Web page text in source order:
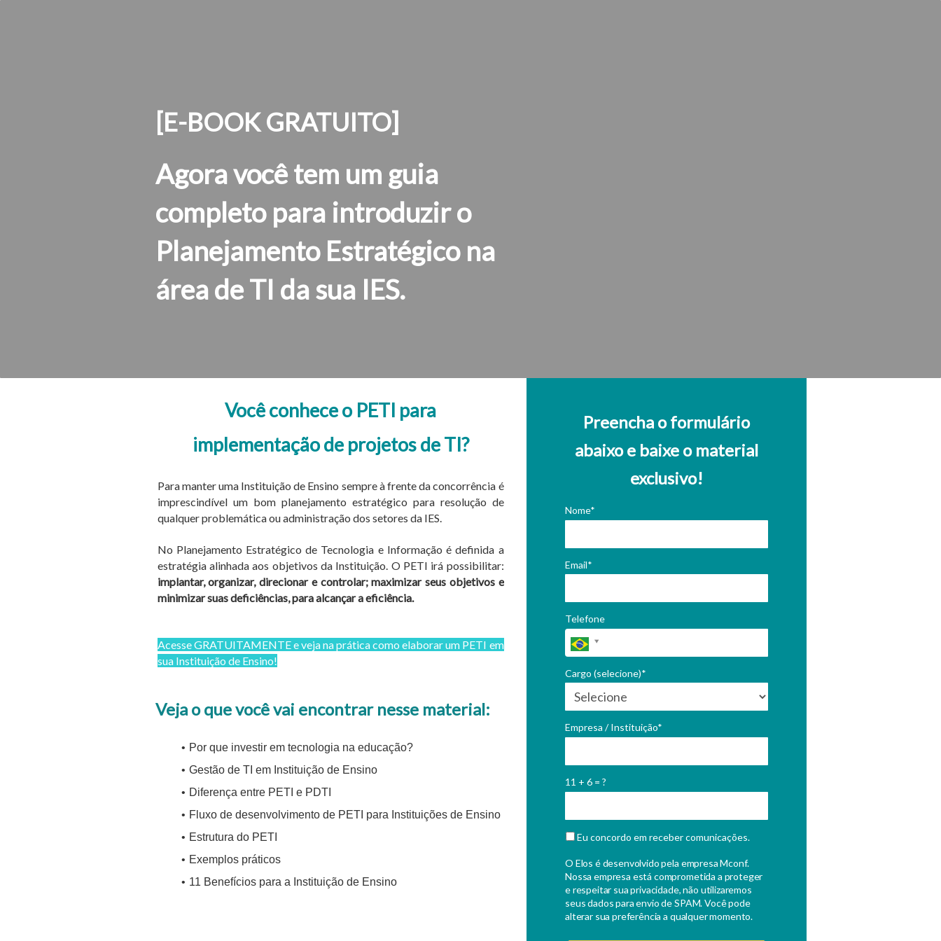
[E-BOOK GRATUITO]
Agora você tem um guia
completo para introduzir o
Planejamento Estratégico na
área de TI da sua IES.
Você conhece o PETI para
implementação de projetos de TI?
Para manter uma Instituição de Ensino sempre à frente da concorrência é
imprescindível um bom planejamento estratégico para resolução de
qualquer problemática ou administração dos setores da IES.
No Planejamento Estratégico de Tecnologia e Informação é definida a
estratégia alinhada aos objetivos da Instituição. O PETI irá possibilitar:
implantar, organizar, direcionar e controlar; maximizar seus objetivos e
minimizar suas deficiências, para alcançar a eficiência.
Acesse GRATUITAMENTE e veja na prática como elaborar um PETI em
sua Instituição de Ensino!
Veja o que você vai encontrar nesse material:
Por que investir em tecnologia na educação?
Gestão de TI em Instituição de Ensino
Diferença entre PETI e PDTI
Fluxo de desenvolvimento de PETI para Instituições de Ensino
Estrutura do PETI
Exemplos práticos
11 Benefícios para a Instituição de Ensino
Preencha o formulário
abaixoe baixe o material
exclusivo!
Nome*
Email*
Telefone
Cargo (selecione)*
Empresa / Instituição*
11 + 6 = ?
Eu concordo em receber comunicações.
O Elos é desenvolvido pela empresa Mconf.
Nossa empresa está comprometida a proteger
e respeitar sua privacidade, não utilizaremos
seus dados para envio de SPAM. Você pode
alterar sua preferência a qualquer momento.